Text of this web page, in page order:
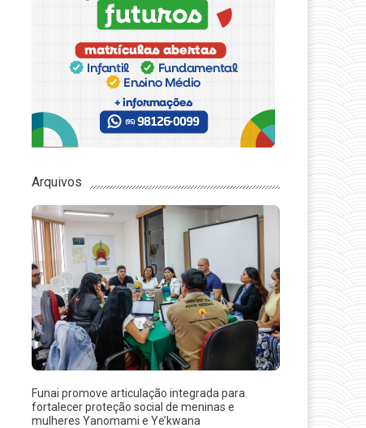
Arquivos
Funai promove articulação integrada para
fortalecer proteção social de meninas e
mulheres Yanomami e Ye’kwana